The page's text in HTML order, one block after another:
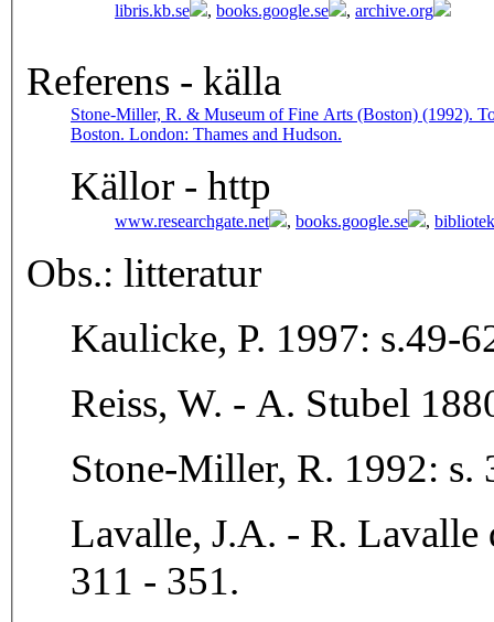
libris.kb.se , books.google.se , archive.org
Referens - källa
Stone-Miller, R. & Museum of Fine Arts (Boston) (1992).
Boston. London: Thames and Hudson.
Källor - http
www.researchgate.net , books.google.se ,
Obs.: litteratur
Kaulicke, P. 1997: s.49-
Reiss, W. - A. Stubel
Stone-Miller, R. 1992: s.
Lavalle, J.A. - R. Lavalle
311 - 351.